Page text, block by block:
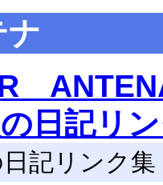
ナ
日記リ
記リンク集